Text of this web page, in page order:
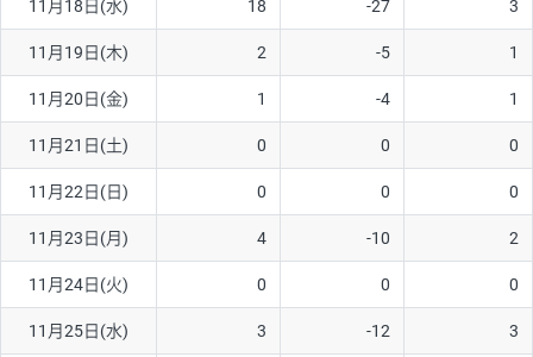
11月18日(水) 18 -27 3
11月19日(木) 2 -5 1
11月20日(金) 1 -4 1
11月21日(土) 0 0 0
11月22日(日) 0 0 0
11月23日(月) 4 -10 2
11月24日(火) 0 0 0
11月25日(水) 3 -12 3